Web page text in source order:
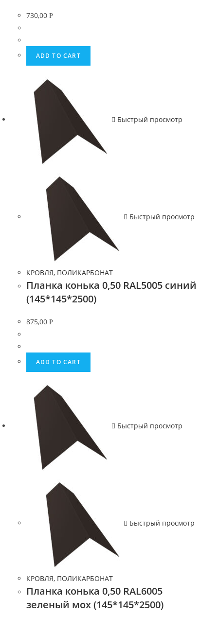
730,00 Р
ADD TO CART
Быстрый просмотр
Быстрый просмотр
КРОВЛЯ, ПОЛИКАРБОНАТ
Планка конька 0,50 RAL5005 синий
(145*145*2500)
875,00 Р
ADD TO CART
Быстрый просмотр
Быстрый просмотр
КРОВЛЯ, ПОЛИКАРБОНАТ
Планка конька 0,50 RAL6005
зеленый мох (145*145*2500)